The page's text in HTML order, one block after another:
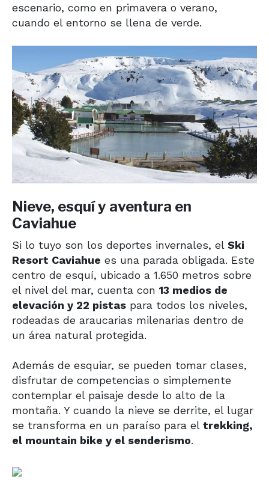
escenario, como en primavera o verano,
cuando el entorno se llena de verde.
Nieve, esquí y aventura en
Caviahue
Si lo tuyo son los deportes invernales, el Ski
Resort Caviahue es una parada obligada. Este
centro de esquí, ubicado a 1.650 metros sobre
el nivel del mar, cuenta con 13 medios de
elevación y 22 pistas para todos los niveles,
rodeadas de araucarias milenarias dentro de
un área natural protegida.
Además de esquiar, se pueden tomar clases,
disfrutar de competencias o simplemente
contemplar el paisaje desde lo alto de la
montaña. Y cuando la nieve se derrite, el lugar
se transforma en un paraíso para el trekking,
el mountain bike y el senderismo.